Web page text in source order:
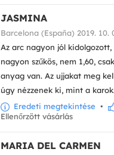
JASMINA
Barcelona (España) 2019. 10.
Az arc nagyon jól
nagyon szűkös, nem 1,60,
anyag van. Az ujjakat meg
úgy nézzenek ki, mint a
Eredeti megtekintése •
Ellenőrzött vásárlás
MARIA DEL CARMEN